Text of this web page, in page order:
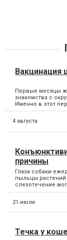
Вакцинация
Первые месяцы
знакомства с
Именно в этот
4 августа
причины
Глаза собаки
пыльцы растений
слезотечение
21 июля
Течка у